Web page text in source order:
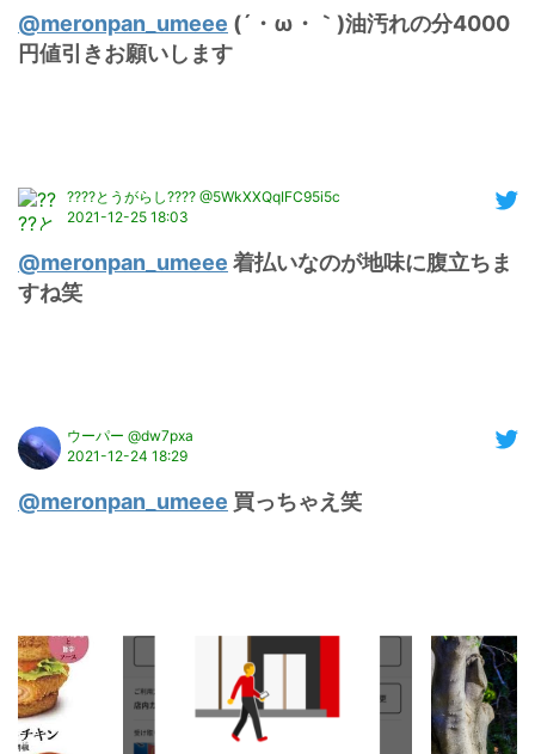
@meronpan_umeee (´・ω・｀)油汚れの分4000
円値引きお願いします
????️とうがらし????️ @5WkXXQqIFC95i5c
2021-12-25 18:03
@meronpan_umeee 着払いなのが地味に腹立ちま
すね笑
ウーパー @dw7pxa
2021-12-24 18:29
@meronpan_umeee 買っちゃえ笑